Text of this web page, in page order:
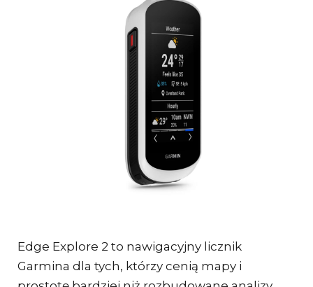
Edge Explore 2 to nawigacyjny licznik
Garmina dla tych, którzy cenią mapy i